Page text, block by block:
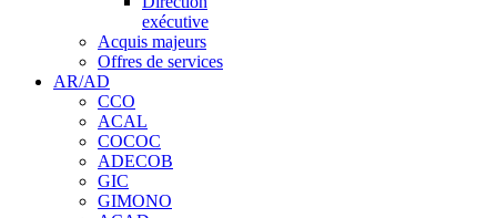
exécutive
Acquis majeurs
Offres de services
AR/AD
CCO
ACAL
COCOC
ADECOB
GIC
GIMONO